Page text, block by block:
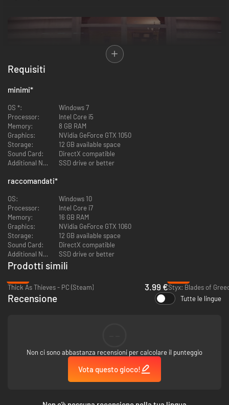
Proprio così! Prima di entrare in una casa, in una banca o in un negozio,
informati su chi si trova al suo interno. Dopo tutto, non vuoi essere
scoperto, vero?
Ricordi le VHS, i mangianastri o i televisori CRT? No? Allora hai l’occasione
di scoprire cosa fossero. Gli inquilini li condivideranno con te, pur senza
esserne consapevoli.
Fai soldi e guadagnati una reputazione in un mondo sotterraneo pieno di
Requisiti
minimi*
OS *:
Windows 7
Processor:
Intel Core i5
Memory:
8 GB RAM
Graphics:
NVidia GeForce GTX 1050
Storage:
12 GB available space
Sound Card:
DirectX compatible
Additional Notes:
SSD drive or better
raccomandati*
OS:
Windows 10
Processor:
Intel Core i7
Memory:
16 GB RAM
Graphics:
NVidia GeForce GTX 1060
Storage:
12 GB available space
Sound Card:
DirectX compatible
Additional Notes:
SSD drive or better
Prodotti simili
Thick As Thieves - PC (Steam)
3.99 €Styx: Blades of
Recensione Tutte le lingue
Non ci sono abbastanza recensioni per calcolare il punteggio
Vota questo gioco!